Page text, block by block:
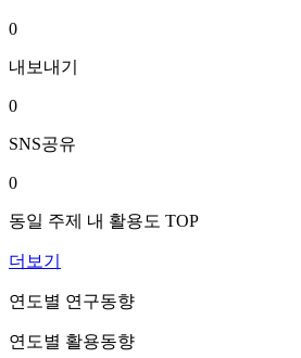
0
내보내기
0
SNS공유
0
동일 주제 내 활용도 TOP
더보기
연도별 연구동향
연도별 활용동향